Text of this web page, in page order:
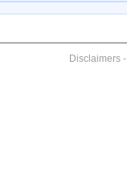
Disclaimers-